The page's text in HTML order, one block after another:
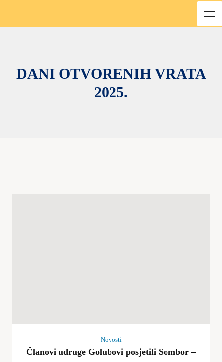
DANI OTVORENIH VRATA
2025.
Novosti
Članovi udruge Golubovi posjetili Sombor –